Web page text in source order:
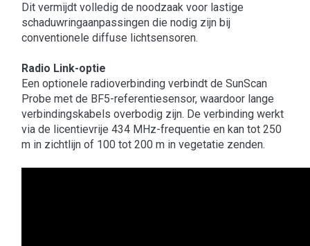
Dit vermijdt volledig de noodzaak voor lastige
schaduwringaanpassingen die nodig zijn bij
conventionele diffuse lichtsensoren.
Radio Link-optie
Een optionele radioverbinding verbindt de SunScan
Probe met de BF5-referentiesensor, waardoor lange
verbindingskabels overbodig zijn. De verbinding werkt
via de licentievrije 434 MHz-frequentie en kan tot 250
m in zichtlijn of 100 tot 200 m in vegetatie zenden.